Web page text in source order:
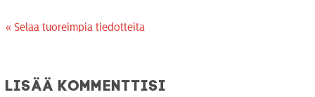
« Selaa tuoreimpia tiedotteita
Lisää kommenttisi